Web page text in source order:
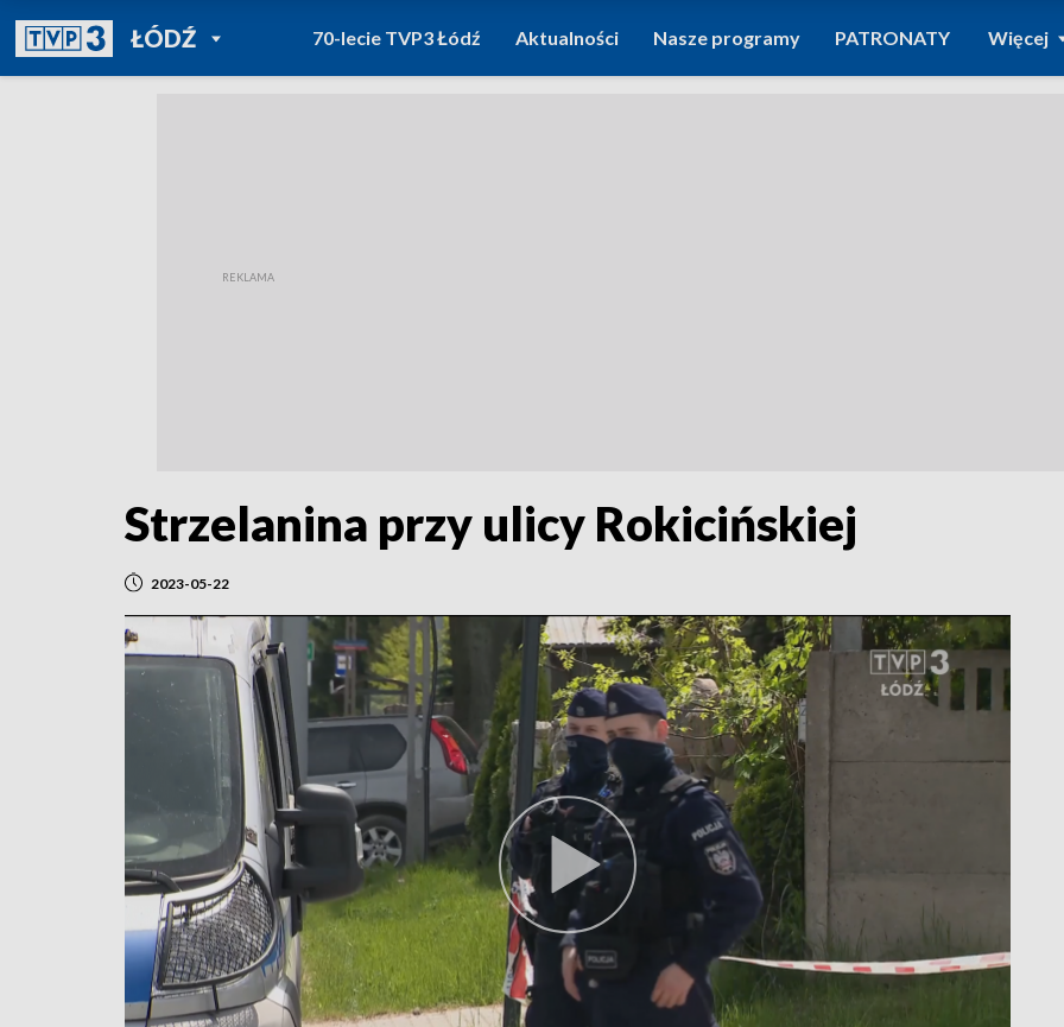
ŁÓDŹPOWRÓT DO
TVP REGIONY
70-lecie TVP3 Łódź Aktualności Nasze programy PATRONATY Więcej
Strzelanina przy ulicy Rokicińskiej
2023-05-22